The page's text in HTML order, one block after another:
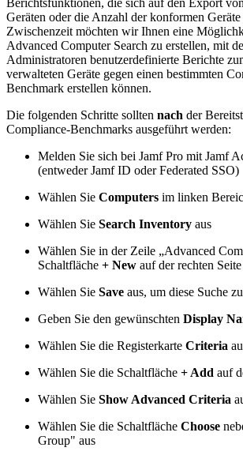
Geräten oder die Anzahl der konformen
Zwischenzeit möchten wir Ihnen eine
Advanced Computer Search zu erstellen, mit
Administratoren benutzerdefinierte Berichte
verwalteten Geräte gegen einen bestimmten
Benchmark erstellen können.
Die folgenden Schritte sollten nach der
Compliance-Benchmarks ausgeführt werden:
Melden Sie sich bei Jamf Pro mit Jamf
(entweder Jamf ID oder Federated SSO)
Wählen Sie Computers im linken
Wählen Sie Search Inventory aus
Wählen Sie in der Zeile „Advanced
Schaltfläche + New auf der rechten Seite
Wählen Sie Save aus, um diese Suche
Geben Sie den gewünschten Display
Wählen Sie die Registerkarte Criteria
Wählen Sie die Schaltfläche + Add auf
Wählen Sie Show Advanced Criteria
Wählen Sie die Schaltfläche Choose
Group" aus